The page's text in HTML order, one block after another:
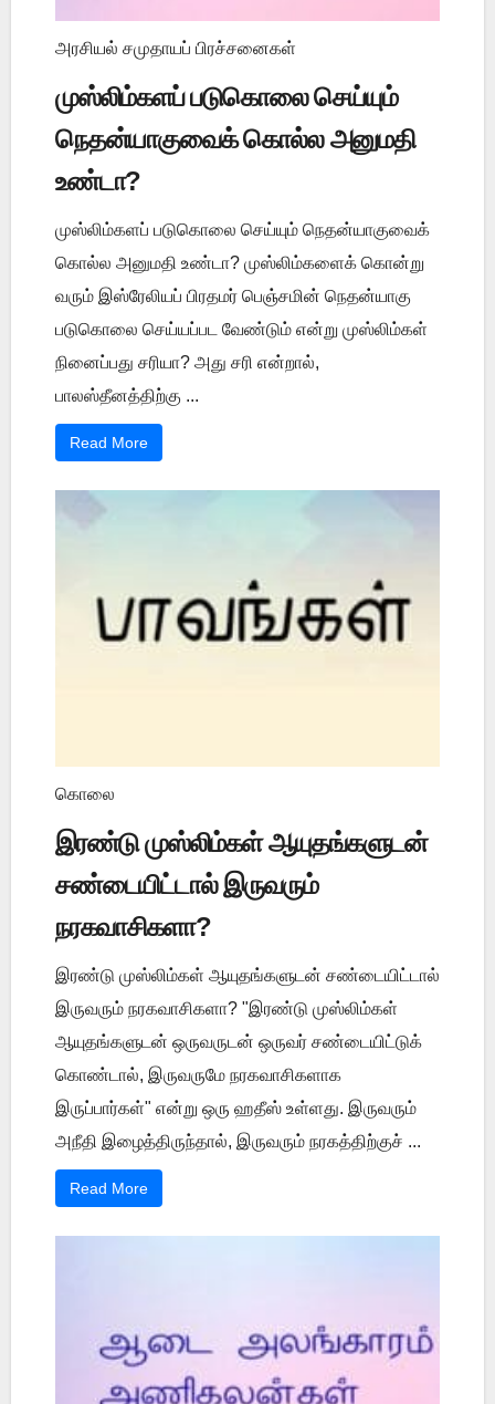
அரசியல் சமுதாயப் பிரச்சனைகள்
முஸ்லிம்களப் படுகொலை செய்யும்
நெதன்யாகுவைக் கொல்ல அனுமதி
உண்டா?
முஸ்லிம்களப் படுகொலை செய்யும் நெதன்யாகுவைக்
கொல்ல அனுமதி உண்டா? முஸ்லிம்களைக் கொன்று
வரும் இஸ்ரேலியப் பிரதமர் பெஞ்சமின் நெதன்யாகு
படுகொலை செய்யப்பட வேண்டும் என்று முஸ்லிம்கள்
நினைப்பது சரியா? அது சரி என்றால்,
பாலஸ்தீனத்திற்கு ...
Read More
கொலை
இரண்டு முஸ்லிம்கள் ஆயுதங்களுடன்
சண்டையிட்டால் இருவரும்
நரகவாசிகளா?
இரண்டு முஸ்லிம்கள் ஆயுதங்களுடன் சண்டையிட்டால்
இருவரும் நரகவாசிகளா? "இரண்டு முஸ்லிம்கள்
ஆயுதங்களுடன் ஒருவருடன் ஒருவர் சண்டையிட்டுக்
கொண்டால், இருவருமே நரகவாசிகளாக
இருப்பார்கள்" என்று ஒரு ஹதீஸ் உள்ளது. இருவரும்
அநீதி இழைத்திருந்தால், இருவரும் நரகத்திற்குச் ...
Read More